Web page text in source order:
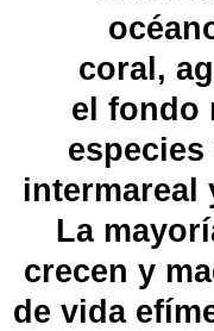
coral ,
el fondo
intermareal
La
crecen y
de vida